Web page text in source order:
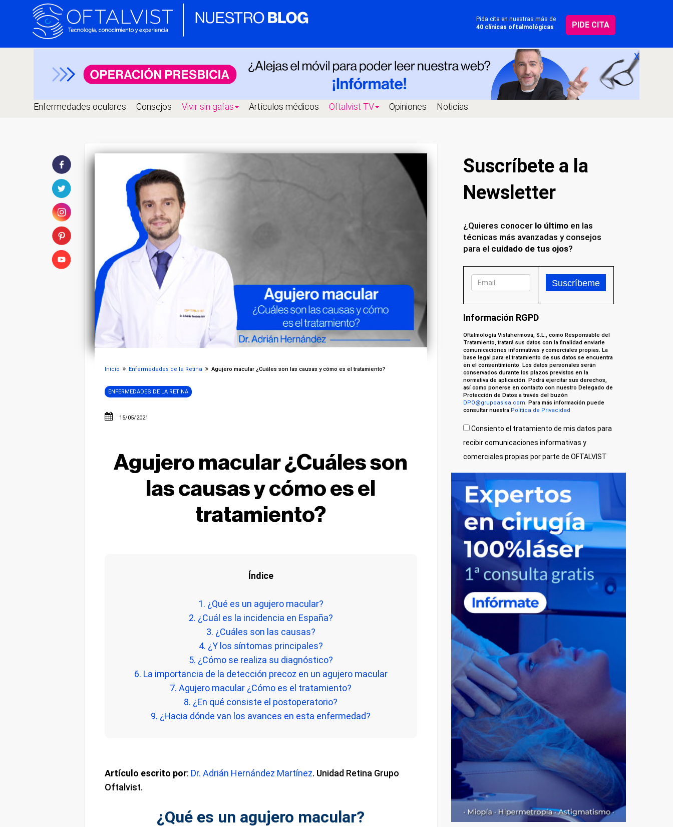
Pida cita en nuestras más de
40 clínicas oftalmológicas
PIDE CITA
X
Enfermedades oculares Consejos Vivir sin gafas Artículos médicos Oftalvist TV Opiniones Noticias
Inicio Enfermedades de la Retina Agujero macular ¿Cuáles son las causas y cómo es el tratamiento?
ENFERMEDADES DE LA RETINA
15/05/2021
Agujero macular ¿Cuáles son
las causas y cómo es el
tratamiento?
Índice
1. ¿Qué es un agujero macular?
2. ¿Cuál es la incidencia en España?
3. ¿Cuáles son las causas?
4. ¿Y los síntomas principales?
5. ¿Cómo se realiza su diagnóstico?
6. La importancia de la detección precoz en un agujero macular
7. Agujero macular ¿Cómo es el tratamiento?
8. ¿En qué consiste el postoperatorio?
9. ¿Hacia dónde van los avances en esta enfermedad?
Artículo escrito por: Dr. Adrián Hernández Martínez. Unidad Retina Grupo
Oftalvist.
¿Qué es un agujero macular?
Suscríbete a la
Newsletter
¿Quieres conocer lo últimoen las
técnicas más avanzadas y consejos
para el cuidado de tus ojos?
Información RGPD
Oftalmología Vistahermosa, S.L., como Responsable del
Tratamiento, tratará sus datos con la finalidad enviarle
comunicaciones informativas y comerciales propias. La
base legal para el tratamiento de sus datos se encuentra
en el consentimiento. Los datos personales serán
conservados durante los plazos previstos en la
normativa de aplicación. Podrá ejercitar sus derechos,
así como ponerse en contacto con nuestro Delegado de
Protección de Datos a través del buzón
DPO@grupoasisa.com. Para más información puede
consultar nuestra Política de Privacidad
Consiento el tratamiento de mis datos para
recibir comunicaciones informativas y
comerciales propias por parte de OFTALVIST